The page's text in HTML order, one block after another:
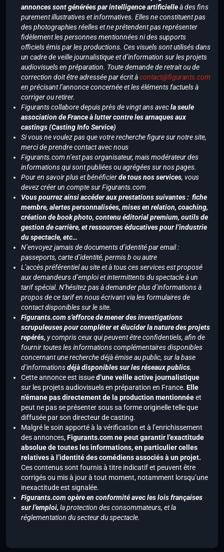
annonces sont générées par intelligence artificielleà des fins
purement illustratives et informatives. Elles ne constituent pas
des photographies réelles et ne prétendent pas représenter
fidèlement les personnes mentionnées ni des supports
officiels émis par les productions. Ces visuels sont utilisés dans
un cadre de veille journalistique et d’information sur les projets
audiovisuels en préparation. Toute demande de retrait ou de
correction doit être adressée par écrit àcontact@figurants.com
en précisant l’annonce concernée et les éléments factuels à
corriger ou retirer.
Figurants collabore depuis près de vingt ans avecla seule
association de France à lutter contre les arnaques aux
castings (Casting Info Service)
Si vous ne voulez pas que votre recherche figure sur notre site,
merci de prendre contact avec nous
Figurants.com n’est pas organisateur, mais modérateur des
informations qui sont publiées ou agrégées sur nos pages.
Pour en savoir plus et bénéficierde tous nos services, vous
devez créer un compte sur Figurants.com
Vous pourrez ainsi accéder aux prestations suivantes : fiche
membre, alertes personnalisées, mises en relation, coaching,
création de book photo, contenu éditorial premium, outils de
gestion de carrière, et ressources éducatives pour l’industrie
du spectacle, etc…
N’envoyez jamais de documents d’identité par email :
passeports, carte d’identité, permis b ou autre
L’accès préférentiel au site et à tous ces services est proposé
aux demandeurs d’emploi et intermittents du spectacle à un
tarif spécial. N’hésitez pas à demander plus d’informations à
propos de ce tarif en nous écrivant via les formulaires de
contact disponibles sur le site.
Figurants.com s’efforce de mener des investigations
scrupuleuses pour compléter et élucider la nature des projets
repérés, y compris ceux qui peuvent être confidentiels, afin de
fournir toutes les informations complémentaires disponibles
concernant une recherche déjà émise au public, sur la base
d’informationsdéjà disponibles sur les réseaux publics.
Cette annonce est issued’une veille active journalistique
sur les projets audiovisuels en préparation en France. Elle
n’émane pas directement de la production mentionnéeet
peut ne pas se présenter sous sa forme originelle telle que
diffusée par son directeur de casting.
Malgré le soin apporté à la vérification et à l’enrichissement
des annonces,Figurants.com ne peut garantir l’exactitude
absolue de toutes les informations, en particulier celles
relatives à l’identité des comédiens associés à un projet.
Ces contenus sont fournis à titre indicatif et peuvent être
corrigés ou mis à jour à tout moment, notamment lorsqu’une
inexactitude est signalée.
Figurants.com opère en conformité avec les lois françaises
sur l’emploi, la protection des consommateurs, et la
réglementation du secteur du spectacle.